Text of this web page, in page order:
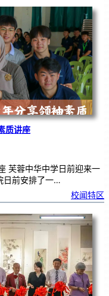
质讲座
芙蓉中华中学日前迎来一
日前安排了一…
校闻特区